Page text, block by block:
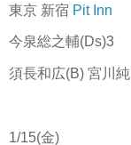
東京 新宿 Pit Inn
今泉総之輔(Ds)3
須長和広(B) 宮川
1/15(金)